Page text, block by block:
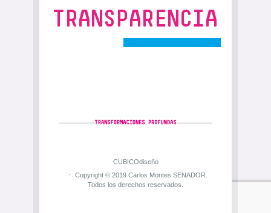
CUBICOdiseño
Copyright © 2019 Carlos Montes SENADOR.
Todos los derechos reservados.